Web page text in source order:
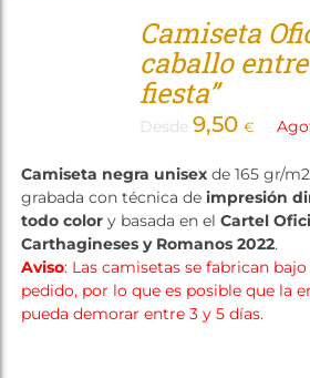
Camiseta
caballo
fiesta”
Desde 9,50 €
Camiseta negra unisexde 165 gr/
grabada con técnica de impresión
todo colory basada en el Cartel
Carthagineses y Romanos 2022.
Aviso: Las camisetas se fabrican bajo
pedido, por lo que es posible que la
pueda demorar entre 3 y 5 días.